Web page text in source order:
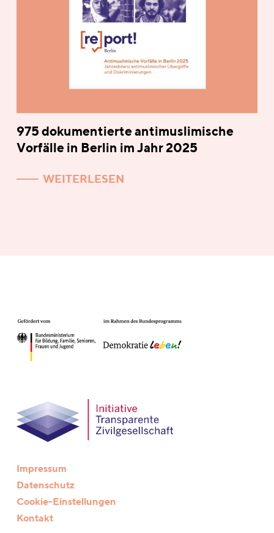
975 dokumentierte antimuslimische
Vorfälle in Berlin im Jahr 2025
WEITERLESEN
Impressum
Datenschutz
Cookie-Einstellungen
Kontakt